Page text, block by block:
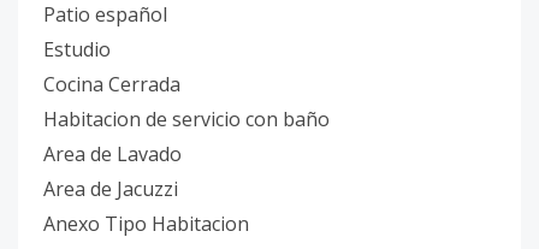
Patio español
Estudio
Cocina Cerrada
Habitacion de servicio con baño
Area de Lavado
Area de Jacuzzi
Anexo Tipo Habitacion